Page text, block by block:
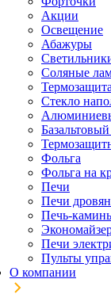
Акции
Освещение
Абажуры
Соляные
Термозащита
Стекло
Фольга
Фольга на
Печи
Печи
Печь-
Печи
Пульты
О компании